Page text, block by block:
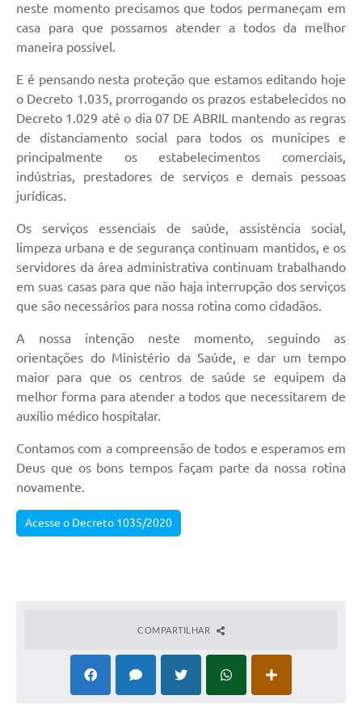
neste momento precisamos que todos permaneçam em
casa para que possamos atender a todos da melhor
maneira possível.
E é pensando nesta proteção que estamos editando hoje
o Decreto 1.035, prorrogando os prazos estabelecidos no
Decreto 1.029 até o dia 07 DE ABRIL mantendo as regras
de distanciamento social para todos os munícipes e
principalmente os estabelecimentos comerciais,
indústrias, prestadores de serviços e demais pessoas
jurídicas.
Os serviços essenciais de saúde, assistência social,
limpeza urbana e de segurança continuam mantidos, e os
servidores da área administrativa continuam trabalhando
em suas casas para que não haja interrupção dos serviços
que são necessários para nossa rotina como cidadãos.
A nossa intenção neste momento, seguindo as
orientações do Ministério da Saúde, e dar um tempo
maior para que os centros de saúde se equipem da
melhor forma para atender a todos que necessitarem de
auxílio médico hospitalar.
Contamos com a compreensão de todos e esperamos em
Deus que os bons tempos façam parte da nossa rotina
novamente.
Acesse o Decreto 1035/2020
COMPARTILHAR